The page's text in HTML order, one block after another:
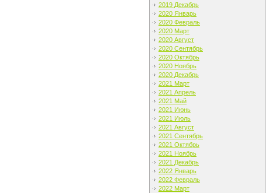
2019 Декабрь
2020 Январь
2020 Февраль
2020 Март
2020 Август
2020 Сентябрь
2020 Октябрь
2020 Ноябрь
2020 Декабрь
2021 Март
2021 Апрель
2021 Май
2021 Июнь
2021 Июль
2021 Август
2021 Сентябрь
2021 Октябрь
2021 Ноябрь
2021 Декабрь
2022 Январь
2022 Февраль
2022 Март